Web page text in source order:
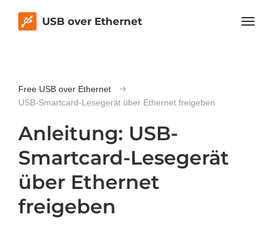
USB over Ethernet
Free USB over Ethernet
USB-Smartcard-Lesegerät über Ethernet freigeben
Anleitung: USB-
Smartcard-Lesegerät
über Ethernet
freigeben